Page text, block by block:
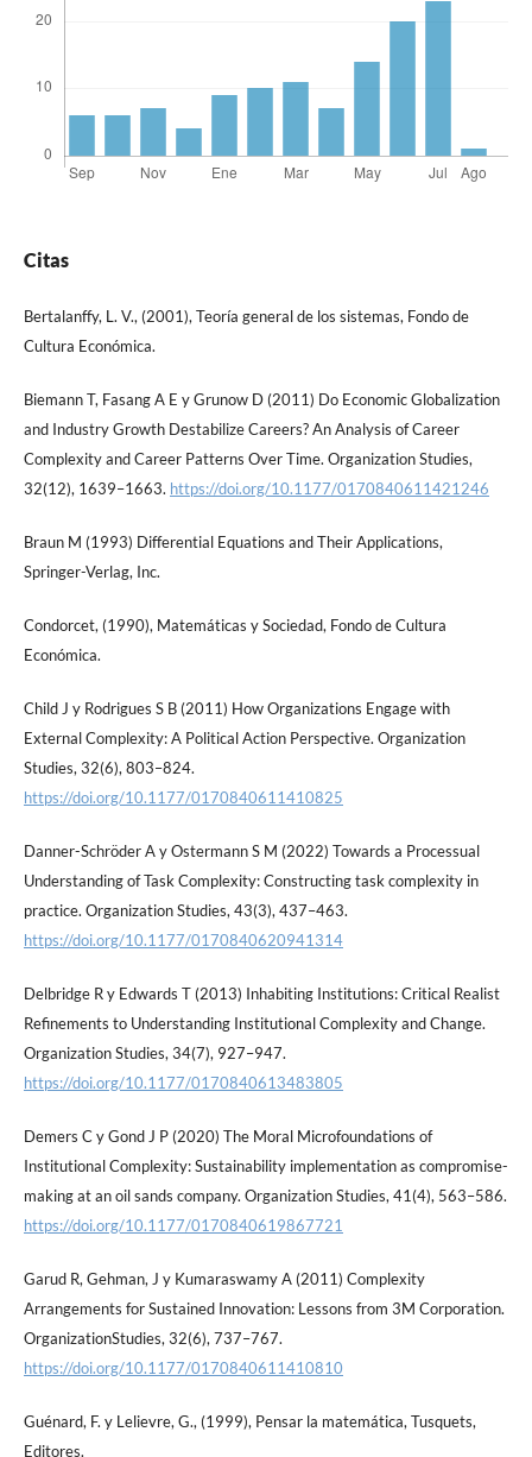
Citas
Bertalanffy, L. V., (2001), Teoría general de los sistemas, Fondo de
Cultura Económica.
Biemann T, Fasang A E y Grunow D (2011) Do Economic Globalization
and Industry Growth Destabilize Careers? An Analysis of Career
Complexity and Career Patterns Over Time. Organization Studies,
32(12), 1639–1663. https://doi.org/10.1177/0170840611421246
Braun M (1993) Differential Equations and Their Applications,
Springer-Verlag, Inc.
Condorcet, (1990), Matemáticas y Sociedad, Fondo de Cultura
Económica.
Child J y Rodrigues S B (2011) How Organizations Engage with
External Complexity: A Political Action Perspective. Organization
Studies, 32(6), 803–824.
https://doi.org/10.1177/0170840611410825
Danner-Schröder A y Ostermann S M (2022) Towards a Processual
Understanding of Task Complexity: Constructing task complexity in
practice. Organization Studies, 43(3), 437–463.
https://doi.org/10.1177/0170840620941314
Delbridge R y Edwards T (2013) Inhabiting Institutions: Critical Realist
Refinements to Understanding Institutional Complexity and Change.
Organization Studies, 34(7), 927–947.
https://doi.org/10.1177/0170840613483805
Demers C y Gond J P (2020) The Moral Microfoundations of
Institutional Complexity: Sustainability implementation as compromise-
making at an oil sands company. Organization Studies, 41(4), 563–586.
https://doi.org/10.1177/0170840619867721
Garud R, Gehman, J y Kumaraswamy A (2011) Complexity
Arrangements for Sustained Innovation: Lessons from 3M Corporation.
OrganizationStudies, 32(6), 737–767.
https://doi.org/10.1177/0170840611410810
Guénard, F. y Lelievre, G., (1999), Pensar la matemática, Tusquets,
Editores.